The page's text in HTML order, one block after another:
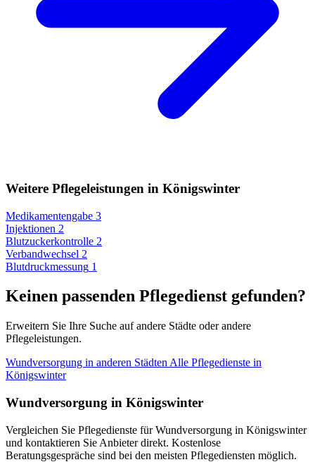
Weitere Pflegeleistungen in Königswinter
Medikamentengabe 3
Injektionen 2
Blutzuckerkontrolle 2
Verbandwechsel 2
Blutdruckmessung 1
Keinen passenden Pflegedienst gefunden?
Erweitern Sie Ihre Suche auf andere Städte oder andere
Pflegeleistungen.
Wundversorgung in anderen Städten Alle Pflegedienste in
Königswinter
Wundversorgung in Königswinter
Vergleichen Sie Pflegedienste für Wundversorgung in Königswinter
und kontaktieren Sie Anbieter direkt. Kostenlose
Beratungsgespräche sind bei den meisten Pflegediensten möglich.